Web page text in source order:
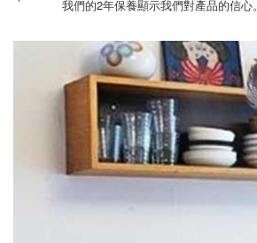
我們的2年保養顯示我們對產品的信心。